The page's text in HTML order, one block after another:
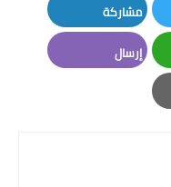
مشاركة
LinkedIn
إرسال